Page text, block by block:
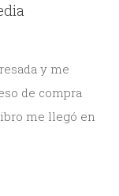
y me
de compra
me llegó en